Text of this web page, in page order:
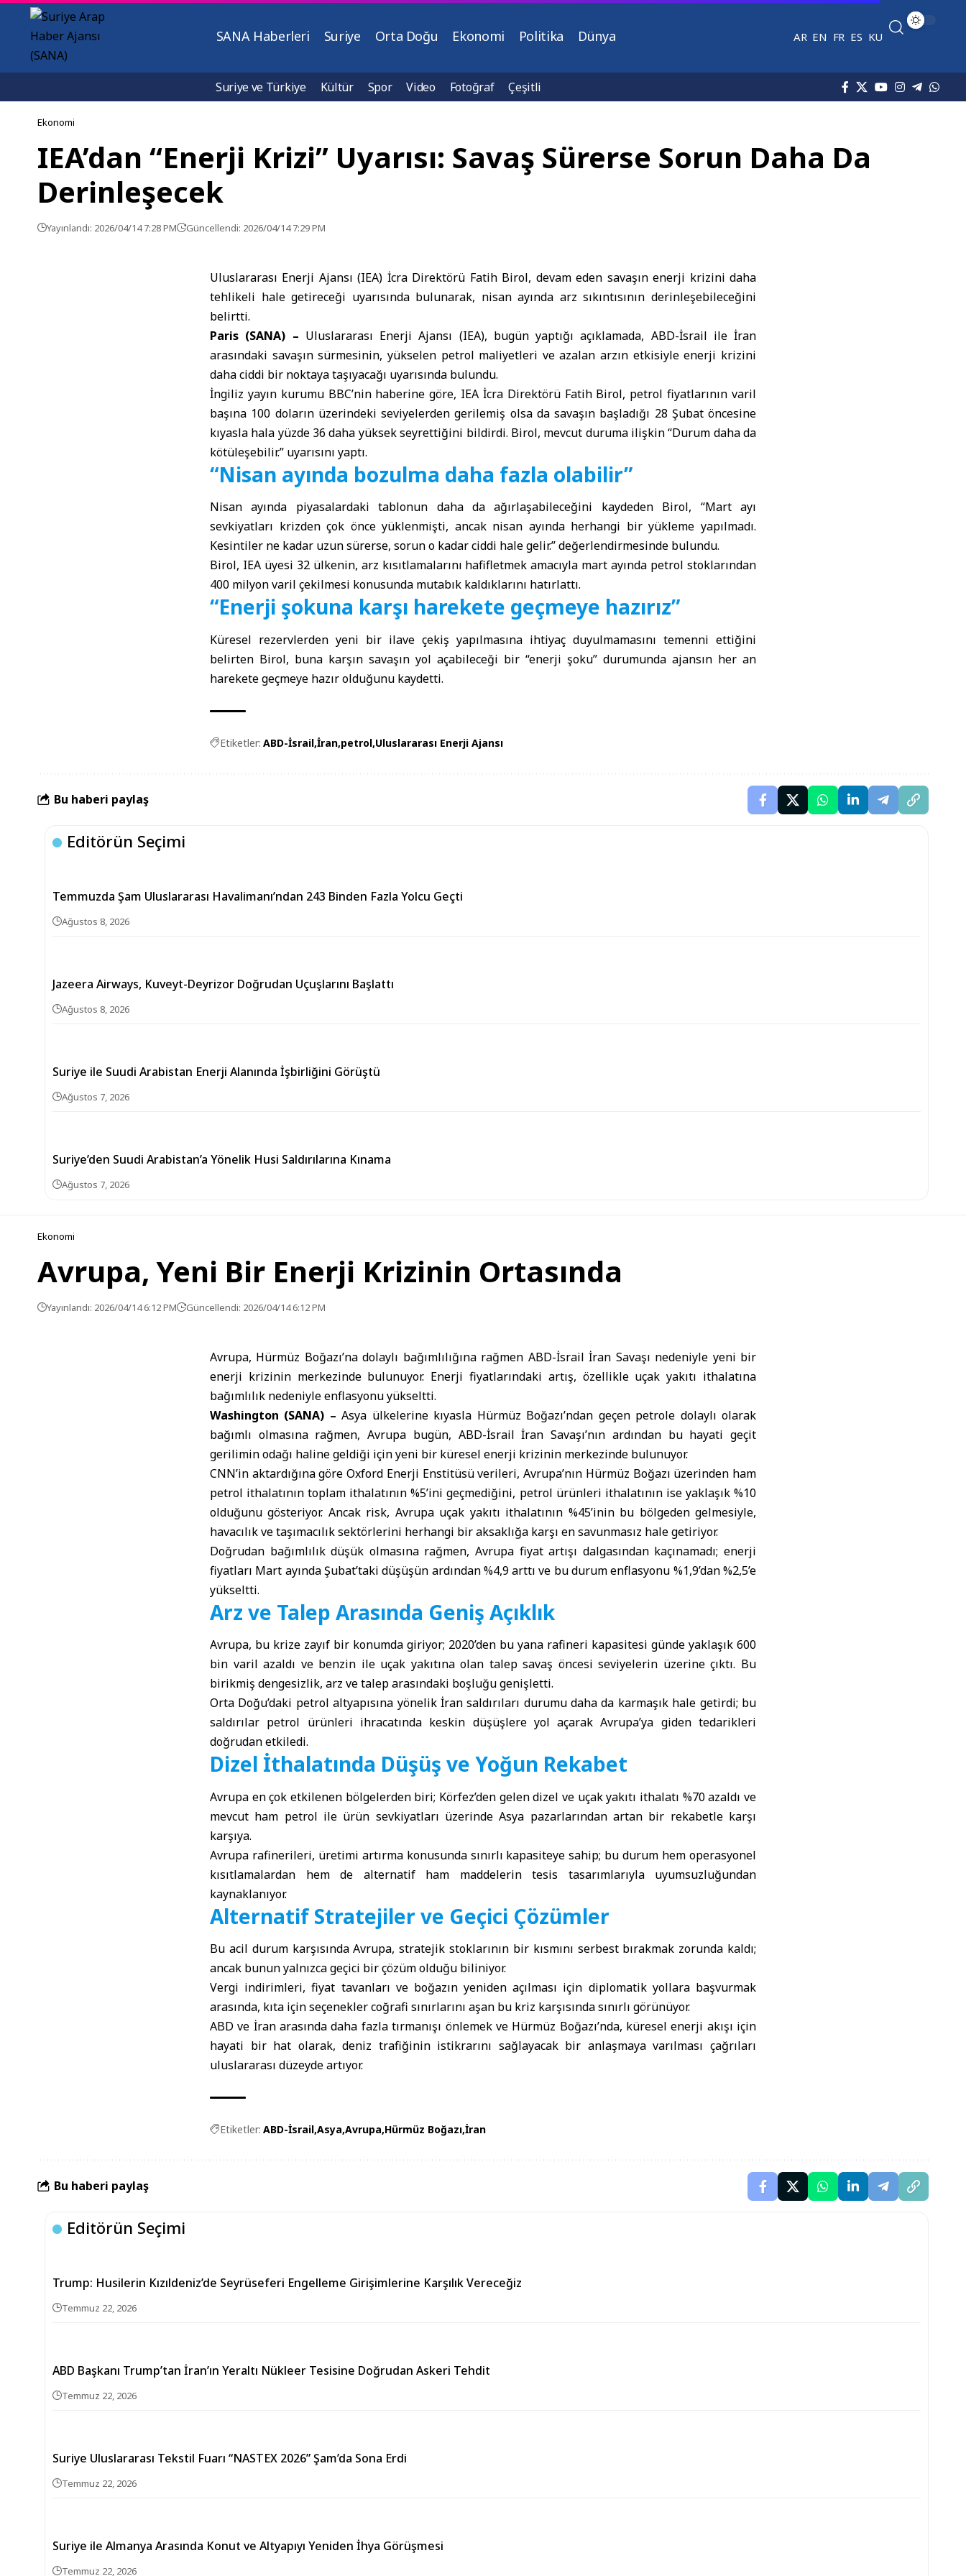
SANA Haberleri Suriye Orta Doğu Ekonomi Politika Dünya AR EN FR ES KU
Suriye ve Türkiye Kültür Spor Video Fotoğraf Çeşitli
Ekonomi
IEA’dan “Enerji Krizi” Uyarısı: Savaş Sürerse Sorun Daha Da
Derinleşecek
Yayınlandı: 2026/04/14 7:28 PM Güncellendi: 2026/04/14 7:29 PM
Uluslararası Enerji Ajansı (IEA) İcra Direktörü Fatih Birol, devam eden savaşın enerji krizini daha
tehlikeli hale getireceği uyarısında bulunarak, nisan ayında arz sıkıntısının derinleşebileceğini
belirtti.
Paris (SANA) – Uluslararası Enerji Ajansı (IEA), bugün yaptığı açıklamada, ABD-İsrail ile İran
arasındaki savaşın sürmesinin, yükselen petrol maliyetleri ve azalan arzın etkisiyle enerji krizini
daha ciddi bir noktaya taşıyacağı uyarısında bulundu.
İngiliz yayın kurumu BBC’nin haberine göre, IEA İcra Direktörü Fatih Birol, petrol fiyatlarının varil
başına 100 doların üzerindeki seviyelerden gerilemiş olsa da savaşın başladığı 28 Şubat öncesine
kıyasla hala yüzde 36 daha yüksek seyrettiğini bildirdi. Birol, mevcut duruma ilişkin “Durum daha da
kötüleşebilir.” uyarısını yaptı.
“Nisan ayında bozulma daha fazla olabilir”
Nisan ayında piyasalardaki tablonun daha da ağırlaşabileceğini kaydeden Birol, “Mart ayı
sevkiyatları krizden çok önce yüklenmişti, ancak nisan ayında herhangi bir yükleme yapılmadı.
Kesintiler ne kadar uzun sürerse, sorun o kadar ciddi hale gelir.” değerlendirmesinde bulundu.
Birol, IEA üyesi 32 ülkenin, arz kısıtlamalarını hafifletmek amacıyla mart ayında petrol stoklarından
400 milyon varil çekilmesi konusunda mutabık kaldıklarını hatırlattı.
“Enerji şokuna karşı harekete geçmeye hazırız”
Küresel rezervlerden yeni bir ilave çekiş yapılmasına ihtiyaç duyulmamasını temenni ettiğini
belirten Birol, buna karşın savaşın yol açabileceği bir “enerji şoku” durumunda ajansın her an
harekete geçmeye hazır olduğunu kaydetti.
Etiketler: ABD-İsrail İran petrol Uluslararası Enerji Ajansı
Bu haberi paylaş
Editörün Seçimi
Temmuzda Şam Uluslararası Havalimanı’ndan 243 Binden Fazla Yolcu Geçti
Ağustos 8, 2026
Jazeera Airways, Kuveyt-Deyrizor Doğrudan Uçuşlarını Başlattı
Ağustos 8, 2026
Suriye ile Suudi Arabistan Enerji Alanında İşbirliğini Görüştü
Ağustos 7, 2026
Suriye’den Suudi Arabistan’a Yönelik Husi Saldırılarına Kınama
Ağustos 7, 2026
Ekonomi
Avrupa, Yeni Bir Enerji Krizinin Ortasında
Yayınlandı: 2026/04/14 6:12 PM Güncellendi: 2026/04/14 6:12 PM
Avrupa, Hürmüz Boğazı’na dolaylı bağımlılığına rağmen ABD-İsrail İran Savaşı nedeniyle yeni bir
enerji krizinin merkezinde bulunuyor. Enerji fiyatlarındaki artış, özellikle uçak yakıtı ithalatına
bağımlılık nedeniyle enflasyonu yükseltti.
Washington (SANA) –Asya ülkelerine kıyasla Hürmüz Boğazı’ndan geçen petrole dolaylı olarak
bağımlı olmasına rağmen,Avrupa bugün, ABD-İsrail İranSavaşı’nın ardından bu hayati geçit
gerilimin odağı haline geldiği için yeni bir küresel enerji krizinin merkezinde bulunuyor.
CNN’in aktardığına göre Oxford Enerji Enstitüsü verileri, Avrupa’nın Hürmüz Boğazı üzerinden ham
petrol ithalatının toplam ithalatının %5’ini geçmediğini, petrol ürünleri ithalatının ise yaklaşık %10
olduğunu gösteriyor. Ancak risk, Avrupa uçak yakıtı ithalatının %45’inin bu bölgeden gelmesiyle,
havacılık ve taşımacılık sektörlerini herhangi bir aksaklığa karşı en savunmasız hale getiriyor.
Doğrudan bağımlılık düşük olmasına rağmen, Avrupa fiyat artışı dalgasından kaçınamadı; enerji
fiyatları Mart ayında Şubat’taki düşüşün ardından %4,9 arttı ve bu durum enflasyonu %1,9’dan %2,5’e
yükseltti.
Arz ve Talep Arasında Geniş Açıklık
Avrupa, bu krize zayıf bir konumda giriyor; 2020’den bu yana rafineri kapasitesi günde yaklaşık 600
bin varil azaldı ve benzin ile uçak yakıtına olan talep savaş öncesi seviyelerin üzerine çıktı. Bu
birikmiş dengesizlik, arz ve talep arasındaki boşluğu genişletti.
Orta Doğu’daki petrol altyapısına yönelik İran saldırıları durumu daha da karmaşık hale getirdi; bu
saldırılar petrol ürünleri ihracatında keskin düşüşlere yol açarak Avrupa’ya giden tedarikleri
doğrudan etkiledi.
Dizel İthalatında Düşüş ve Yoğun Rekabet
Avrupa en çok etkilenen bölgelerden biri; Körfez’den gelen dizel ve uçak yakıtı ithalatı %70 azaldı ve
mevcut ham petrol ile ürün sevkiyatları üzerinde Asya pazarlarından artan bir rekabetle karşı
karşıya.
Avrupa rafinerileri, üretimi artırma konusunda sınırlı kapasiteye sahip; bu durum hem operasyonel
kısıtlamalardan hem de alternatif ham maddelerin tesis tasarımlarıyla uyumsuzluğundan
kaynaklanıyor.
Alternatif Stratejiler ve Geçici Çözümler
Bu acil durum karşısında Avrupa, stratejik stoklarının bir kısmını serbest bırakmak zorunda kaldı;
ancak bunun yalnızca geçici bir çözüm olduğu biliniyor.
Vergi indirimleri, fiyat tavanları ve boğazın yeniden açılması için diplomatik yollara başvurmak
arasında, kıta için seçenekler coğrafi sınırlarını aşan bu kriz karşısında sınırlı görünüyor.
ABD ve İran arasında daha fazla tırmanışı önlemek ve Hürmüz Boğazı’nda, küresel enerji akışı için
hayati bir hat olarak, deniz trafiğinin istikrarını sağlayacak bir anlaşmaya varılması çağrıları
uluslararası düzeyde artıyor.
Etiketler: ABD-İsrail Asya Avrupa Hürmüz Boğazı İran
Bu haberi paylaş
Editörün Seçimi
Trump: Husilerin Kızıldeniz’de Seyrüseferi Engelleme Girişimlerine Karşılık Vereceğiz
Temmuz 22, 2026
ABD Başkanı Trump’tan İran’ın Yeraltı Nükleer Tesisine Doğrudan Askeri Tehdit
Temmuz 22, 2026
Suriye Uluslararası Tekstil Fuarı “NASTEX 2026” Şam’da Sona Erdi
Temmuz 22, 2026
Suriye ile Almanya Arasında Konut ve Altyapıyı Yeniden İhya Görüşmesi
Temmuz 22, 2026